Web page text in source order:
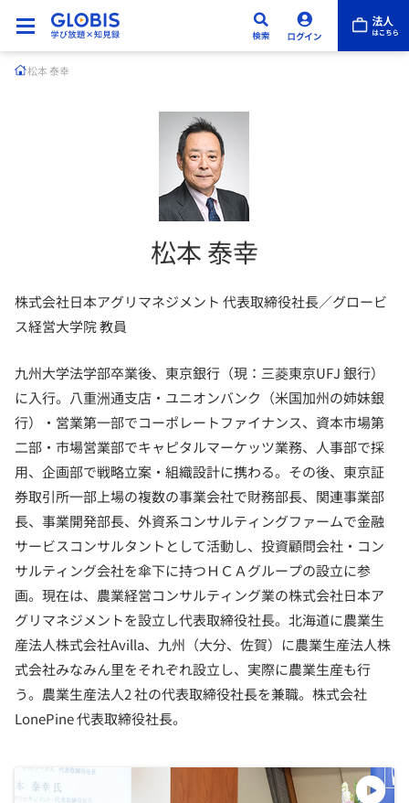
松本 泰幸
松本 泰幸
株式会社日本アグリマネジメント 代表取締役社長／グロービ
ス経営大学院 教員
九州大学法学部卒業後、東京銀行（現：三菱東京UFJ 銀行）
に入行。八重洲通支店・ユニオンバンク（米国加州の姉妹銀
行）・営業第一部でコーポレートファイナンス、資本市場第
二部・市場営業部でキャピタルマーケッツ業務、人事部で採
用、企画部で戦略立案・組織設計に携わる。その後、東京証
券取引所一部上場の複数の事業会社で財務部長、関連事業部
長、事業開発部長、外資系コンサルティングファームで金融
サービスコンサルタントとして活動し、投資顧問会社・コン
サルティング会社を傘下に持つＨＣＡグループの設立に参
画。現在は、農業経営コンサルティング業の株式会社日本ア
グリマネジメントを設立し代表取締役社長。北海道に農業生
産法人株式会社Avilla、九州（大分、佐賀）に農業生産法人株
式会社みなみん里をそれぞれ設立し、実際に農業生産も行
う。農業生産法人2 社の代表取締役社長を兼職。株式会社
LonePine 代表取締役社長。